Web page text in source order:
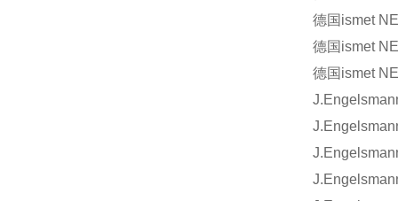
德国 ismet
德国 ismet
德国 ismet